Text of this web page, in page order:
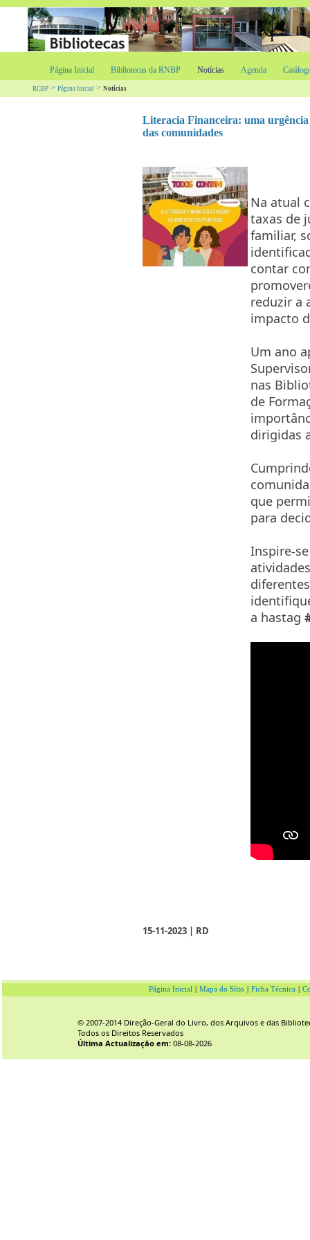
Página Inicial Bibliotecas da RNBP Notícias Agenda
RCBP > Página Inicial > Notícias
Literacia Financeira: uma
das comunidades
Na atual
taxas de
familiar,
contar
reduzir a
impacto
Um ano
nas
de
dirigidas
que
para
Inspire-
a hastag
15-11-2023 | RD
Página Inicial Mapa do Sítio Ficha Técnica
© 2007-2014 Direção-Geral do Livro, dos Arquivos e das
Todos os Direitos Reservados
Última Actualização em: 08-08-2026